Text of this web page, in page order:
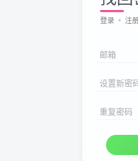
登录 注
邮箱
设置新密
重复密码